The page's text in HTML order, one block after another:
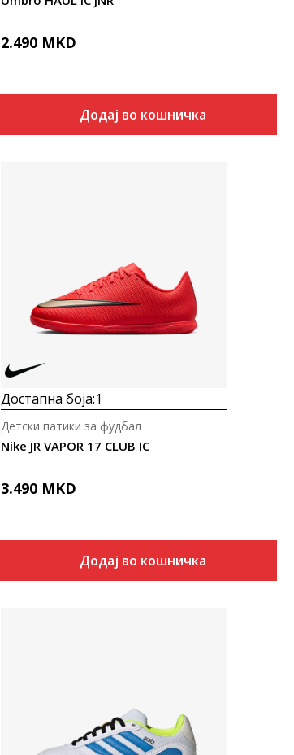
2.490 MKD
Додај во кошничка
Uporedi
Достапна боја:1
Nike JR VAPOR 17 CLUB IC
Детски патики за фудбал
3.490 MKD
Додај во кошничка
Uporedi